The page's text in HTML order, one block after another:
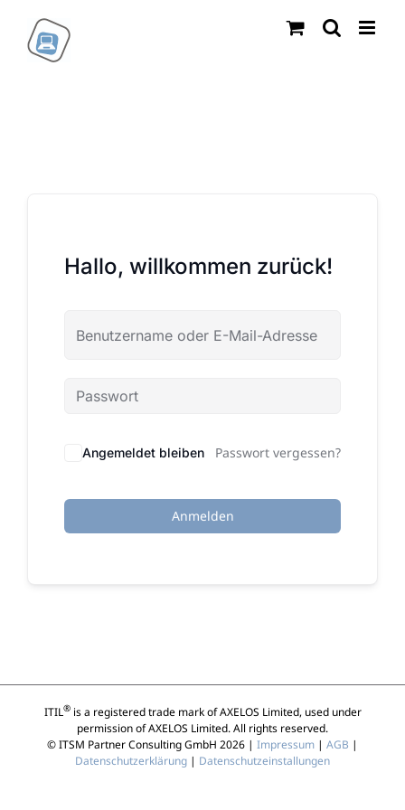
Inhalt
springen
Hallo, willkommen zurück!
Angemeldet bleiben Passwort vergessen?
Anmelden
ITIL®is a registered trade mark of AXELOS Limited, used under
permission of AXELOS Limited. All rights reserved.
© ITSM Partner Consulting GmbH 2026 | Impressum | AGB |
Datenschutzerklärung | Datenschutzeinstallungen